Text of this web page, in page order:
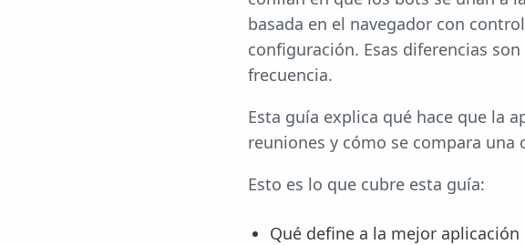
basada en el navegador con
configuración. Esas diferencias
frecuencia.
Esta guía explica qué hace que la
reuniones y cómo se compara
Esto es lo que cubre esta guía:
Qué define a la mejor